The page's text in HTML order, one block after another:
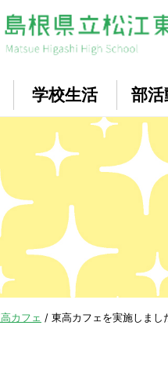
学校生活 部活
カフェ / 東高カフェを実施しまし